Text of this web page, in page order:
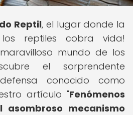
Reptil, el lugar donde la
reptiles cobra vida!
mundo de los
el sorprendente
conocido como
artículo "Fenómenos
mecanismo